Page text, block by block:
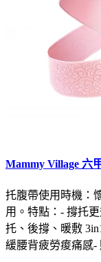
Mammy Village 六
托腹帶使用時機：
用。特點：- 撐托
托、後撐、暖敷
緩腰背疲勞痠痛感-